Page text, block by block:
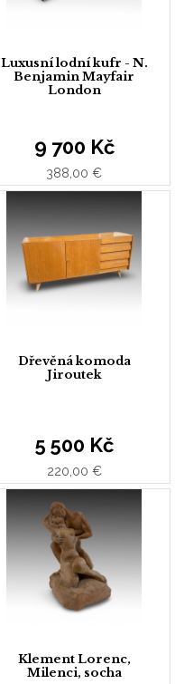
Luxusní lodní kufr - N.
Benjamin Mayfair
London
9 700 Kč
388,00 €
Dřevěná komoda
Jiroutek
5 500 Kč
220,00 €
Klement Lorenc,
Milenci, socha